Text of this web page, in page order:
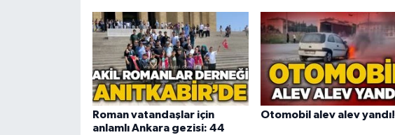
Roman vatandaşlar için
anlamlı Ankara gezisi: 44
Otomobil alev alev yandı!